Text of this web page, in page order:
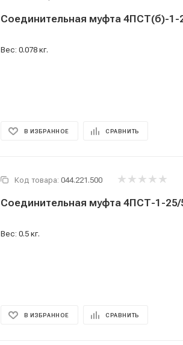
Соединительная муфта 4ПСТ(б)-1-
Вес: 0.078 кг.
В ИЗБРАННОЕ СРАВНИТЬ
Код товара: 044.221.500
Соединительная муфта 4ПСТ-1-
Вес: 0.5 кг.
В ИЗБРАННОЕ СРАВНИТЬ